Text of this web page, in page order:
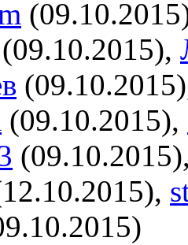
(09.10.2015),
(09.10.2015),